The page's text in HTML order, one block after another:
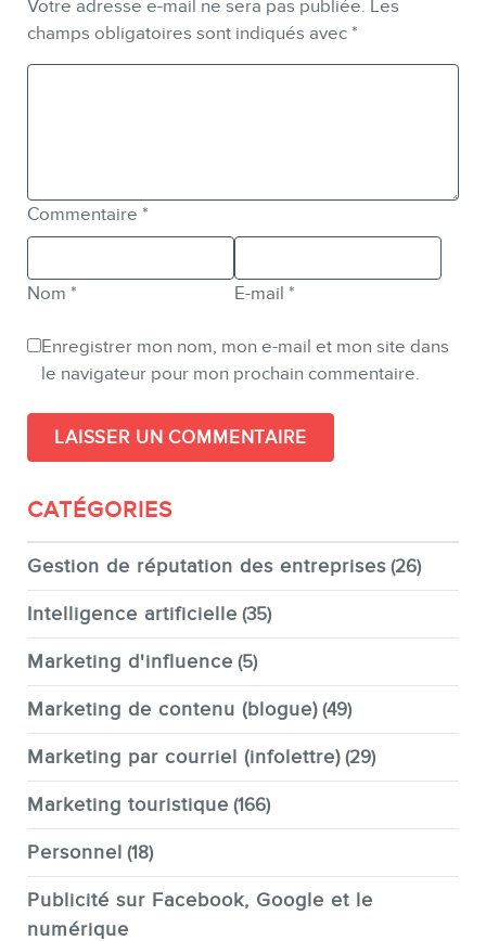
Votre adresse e-mail ne sera pas publiée.
Les
champs obligatoires sont indiqués avec *
Commentaire *
Nom * E-mail *
Enregistrer mon nom, mon e-mail et mon site dans
le navigateur pour mon prochain commentaire.
CATÉGORIES
Gestion de réputation des entreprises (26)
Intelligence artificielle (35)
Marketing d'influence (5)
Marketing de contenu (blogue) (49)
Marketing par courriel (infolettre) (29)
Marketing touristique (166)
Personnel (18)
Publicité sur Facebook, Google et le
numérique